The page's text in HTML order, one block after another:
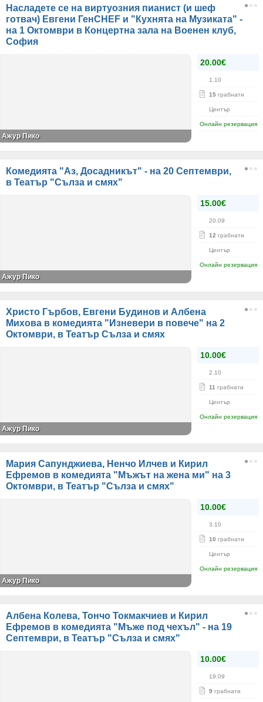
Насладете се на виртуозния пианист (и шеф
готвач) Евгени ГенCHEF и "Кухнята на Музиката" -
на 1 Октомври в Концертна зала на Военен клуб,
София
20.00€
1.10
15 грабнати
Център
Онлайн резервация
Ажур Пико
Комедията "Аз, Досадникът" - на 20 Септември,
в Театър "Сълза и смях"
15.00€
20.09
12 грабнати
Център
Онлайн резервация
Ажур Пико
Христо Гърбов, Евгени Будинов и Албена
Михова в комедията "Изневери в повече" на 2
Октомври, в Театър Сълза и смях
10.00€
2.10
11 грабнати
Център
Онлайн резервация
Ажур Пико
Мария Сапунджиева, Ненчо Илчев и Кирил
Ефремов в комедията "Мъжът на жена ми" на 3
Октомври, в Театър "Сълза и смях"
10.00€
3.10
10 грабнати
Център
Онлайн резервация
Ажур Пико
Албена Колева, Тончо Токмакчиев и Кирил
Ефремов в комедията "Мъже под чехъл" - на 19
Септември, в Театър "Сълза и смях"
10.00€
19.09
9 грабнати